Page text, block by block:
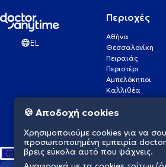
EL
Περιοχές
Αθήνα
Θεσσαλονίκη
Πειραιάς
Περιστέρι
Αμπελόκηποι
Καλλιθέα
Πάτρα
Γλυφάδα
Νέα Σμύρνη
🍪 Αποδοχή cookies
Χρησιμοποιούμε cookies για να
προσωποποιημένη εμπειρία
βρεις εύκολα αυτό που ψάχνεις.